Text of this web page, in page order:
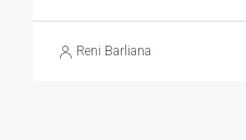
Reni Barliana